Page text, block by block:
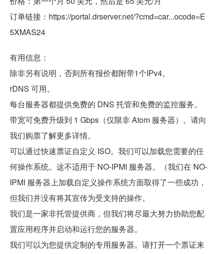
订单链接：https://portal.drserver.net/?cmd=car...ocode=E
5XMAS24
有用信息：
除非另有说明，否则所有报价都附带1个IPv4。
rDNS 可用。
每台服务器都提供免费的 DNS 托管和免费的监控服务。
带宽可免费升级到 1 Gbps（仅限非 Atom 服务器）。请向
我们购票了解更多详情。
可以通过快速票证自定义 ISO。我们可以加载您需要的任
何操作系统。这不适用于 NO-IPMI 服务器。（我们在 NO-
IPMI 服务器上加载自定义操作系统方面取得了一些成功，
但我们并没有将其宣传为受支持的操作。
我们是一家非托管提供商，但我们将尽最大努力协助您配
置应用程序并启动和运行您的服务器。
我们可以为您提供定制的专用服务器。请打开一个票证来